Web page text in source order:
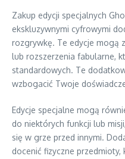
Zakup edycji specjalnych
ekskluzywnymi cyfrowymi
rozgrywkę. Te edycje mogą
lub rozszerzenia fabularne,
standardowych. Te
wzbogacić Twoje
Edycje specjalne mogą
do niektórych funkcji lub
się w grze przed innymi.
docenić fizyczne